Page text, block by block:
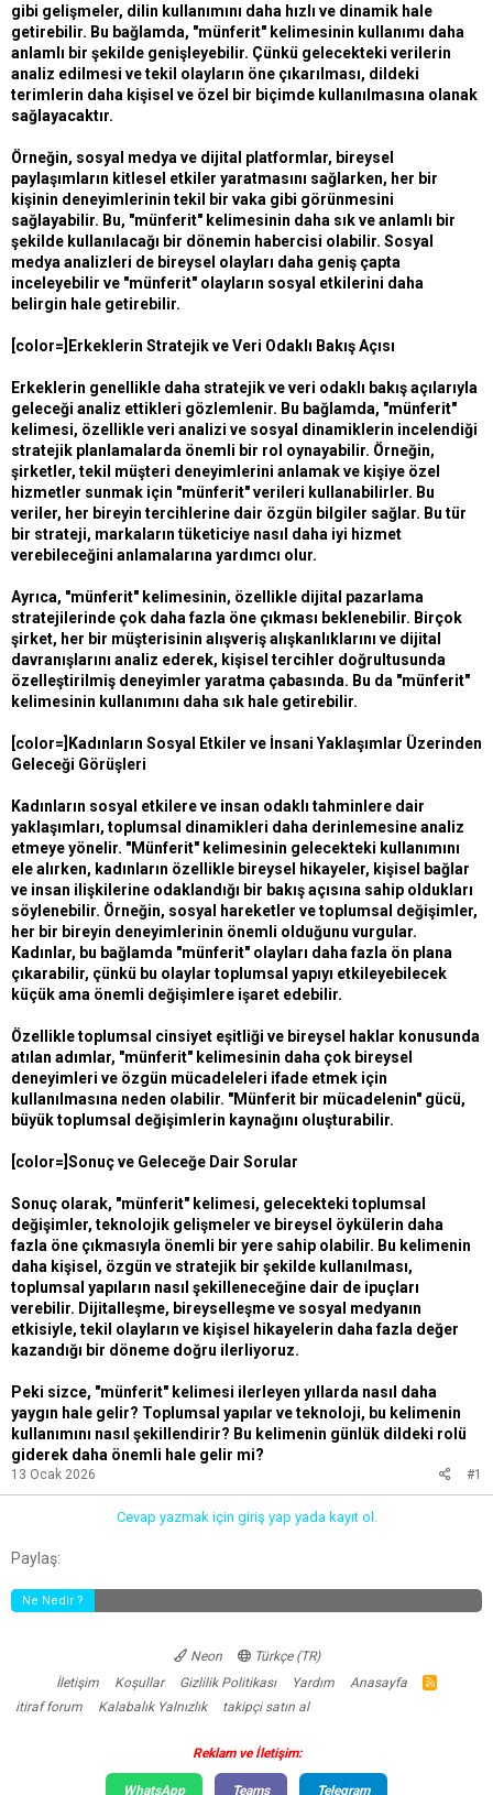
gibi gelişmeler, dilin kullanımını daha hızlı ve dinamik hale
getirebilir. Bu bağlamda, "münferit" kelimesinin kullanımı daha
anlamlı bir şekilde genişleyebilir. Çünkü gelecekteki verilerin
analiz edilmesi ve tekil olayların öne çıkarılması, dildeki
terimlerin daha kişisel ve özel bir biçimde kullanılmasına olanak
sağlayacaktır.
Örneğin, sosyal medya ve dijital platformlar, bireysel
paylaşımların kitlesel etkiler yaratmasını sağlarken, her bir
kişinin deneyimlerinin tekil bir vaka gibi görünmesini
sağlayabilir. Bu, "münferit" kelimesinin daha sık ve anlamlı bir
şekilde kullanılacağı bir dönemin habercisi olabilir. Sosyal
medya analizleri de bireysel olayları daha geniş çapta
inceleyebilir ve "münferit" olayların sosyal etkilerini daha
belirgin hale getirebilir.
[color=]Erkeklerin Stratejik ve Veri Odaklı Bakış Açısı
Erkeklerin genellikle daha stratejik ve veri odaklı bakış açılarıyla
geleceği analiz ettikleri gözlemlenir. Bu bağlamda, "münferit"
kelimesi, özellikle veri analizi ve sosyal dinamiklerin incelendiği
stratejik planlamalarda önemli bir rol oynayabilir. Örneğin,
şirketler, tekil müşteri deneyimlerini anlamak ve kişiye özel
hizmetler sunmak için "münferit" verileri kullanabilirler. Bu
veriler, her bireyin tercihlerine dair özgün bilgiler sağlar. Bu tür
bir strateji, markaların tüketiciye nasıl daha iyi hizmet
verebileceğini anlamalarına yardımcı olur.
Ayrıca, "münferit" kelimesinin, özellikle dijital pazarlama
stratejilerinde çok daha fazla öne çıkması beklenebilir. Birçok
şirket, her bir müşterisinin alışveriş alışkanlıklarını ve dijital
davranışlarını analiz ederek, kişisel tercihler doğrultusunda
özelleştirilmiş deneyimler yaratma çabasında. Bu da "münferit"
kelimesinin kullanımını daha sık hale getirebilir.
[color=]Kadınların Sosyal Etkiler ve İnsani Yaklaşımlar Üzerinden
Geleceği Görüşleri
Kadınların sosyal etkilere ve insan odaklı tahminlere dair
yaklaşımları, toplumsal dinamikleri daha derinlemesine analiz
etmeye yönelir. "Münferit" kelimesinin gelecekteki kullanımını
ele alırken, kadınların özellikle bireysel hikayeler, kişisel bağlar
ve insan ilişkilerine odaklandığı bir bakış açısına sahip oldukları
söylenebilir. Örneğin, sosyal hareketler ve toplumsal değişimler,
her bir bireyin deneyimlerinin önemli olduğunu vurgular.
Kadınlar, bu bağlamda "münferit" olayları daha fazla ön plana
çıkarabilir, çünkü bu olaylar toplumsal yapıyı etkileyebilecek
küçük ama önemli değişimlere işaret edebilir.
Özellikle toplumsal cinsiyet eşitliği ve bireysel haklar konusunda
atılan adımlar, "münferit" kelimesinin daha çok bireysel
deneyimleri ve özgün mücadeleleri ifade etmek için
kullanılmasına neden olabilir. "Münferit bir mücadelenin" gücü,
büyük toplumsal değişimlerin kaynağını oluşturabilir.
[color=]Sonuç ve Geleceğe Dair Sorular
Sonuç olarak, "münferit" kelimesi, gelecekteki toplumsal
değişimler, teknolojik gelişmeler ve bireysel öykülerin daha
fazla öne çıkmasıyla önemli bir yere sahip olabilir. Bu kelimenin
daha kişisel, özgün ve stratejik bir şekilde kullanılması,
toplumsal yapıların nasıl şekilleneceğine dair de ipuçları
verebilir. Dijitalleşme, bireyselleşme ve sosyal medyanın
etkisiyle, tekil olayların ve kişisel hikayelerin daha fazla değer
kazandığı bir döneme doğru ilerliyoruz.
Peki sizce, "münferit" kelimesi ilerleyen yıllarda nasıl daha
yaygın hale gelir? Toplumsal yapılar ve teknoloji, bu kelimenin
kullanımını nasıl şekillendirir? Bu kelimenin günlük dildeki rolü
giderek daha önemli hale gelir mi?
13 Ocak 2026 #1
Cevap yazmak için giriş yap yada kayıt ol.
Paylaş:
Ne Nedir ?
Neon
Türkçe (TR)
İletişim
Koşullar Gizlilik Politikası Yardım Anasayfa
R
itiraf forum Kalabalık Yalnızlık takipçi satın al
Reklam ve İletişim:
WhatsApp Teams Telegram